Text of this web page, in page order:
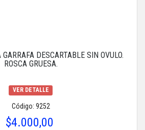
DESCARTABLE SIN OVULO.
ROSCA GRUESA.
VER DETALLE
Código: 9252
$4.000,00